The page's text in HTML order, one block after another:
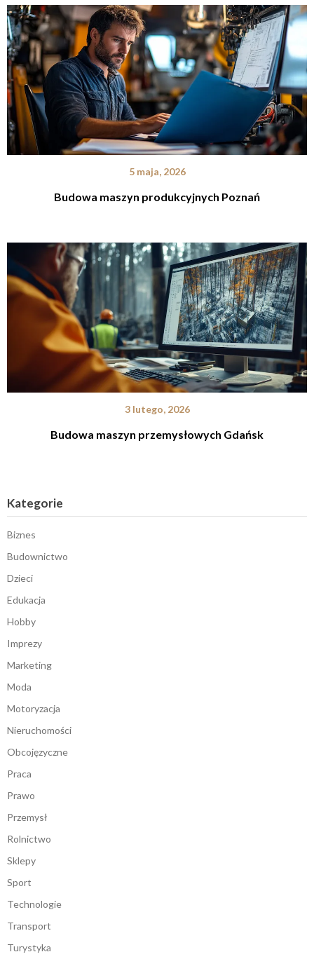
5 maja, 2026
Budowa maszyn produkcyjnych Poznań
3 lutego, 2026
Budowa maszyn przemysłowych Gdańsk
Kategorie
Biznes
Budownictwo
Dzieci
Edukacja
Hobby
Imprezy
Marketing
Moda
Motoryzacja
Nieruchomości
Obcojęzyczne
Praca
Prawo
Przemysł
Rolnictwo
Sklepy
Sport
Technologie
Transport
Turystyka